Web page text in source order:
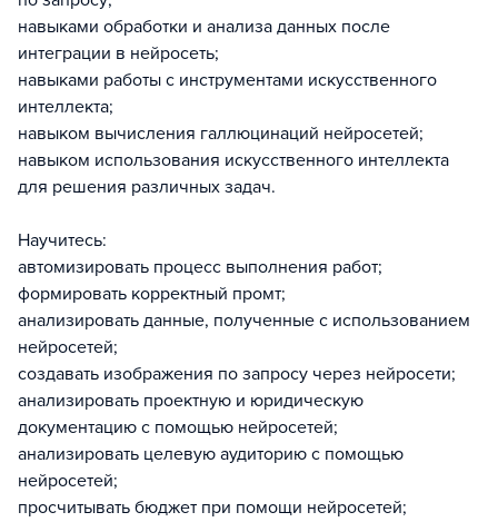
навыками обработки и анализа данных после
интеграции в нейросеть;
навыками работы с инструментами искусственного
интеллекта;
навыком вычисления галлюцинаций нейросетей;
навыком использования искусственного интеллекта
для решения различных задач.
Научитесь:
автомизировать процесс выполнения работ;
формировать корректный промт;
анализировать данные, полученные с использованием
нейросетей;
создавать изображения по запросу через нейросети;
анализировать проектную и юридическую
документацию с помощью нейросетей;
анализировать целевую аудиторию с помощью
нейросетей;
просчитывать бюджет при помощи нейросетей;